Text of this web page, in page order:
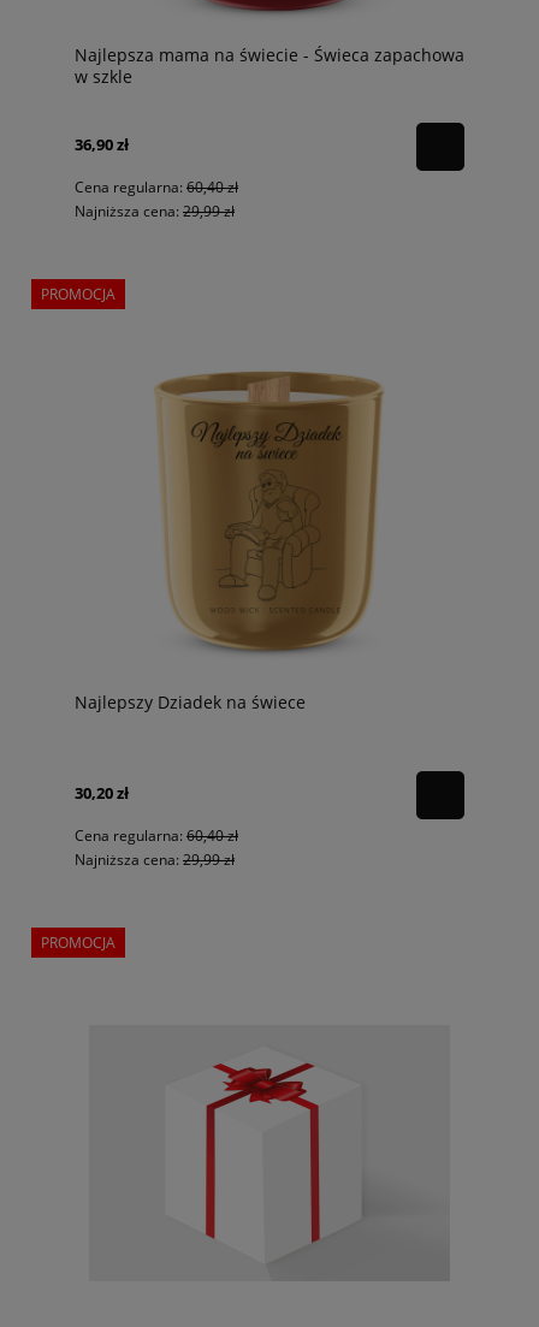
Najlepsza mama na świecie - Świeca zapachowa
w szkle
36,90 zł
Cena regularna: 60,40 zł
Najniższa cena: 29,99 zł
Najlepszy Dziadek na świece
30,20 zł
Cena regularna: 60,40 zł
Najniższa cena: 29,99 zł
PROMOCJA
PROMOCJA